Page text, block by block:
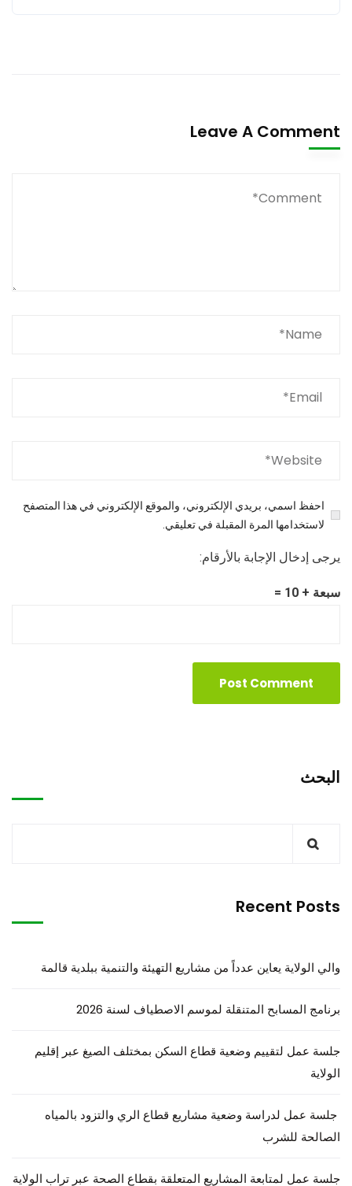
Leave A Comment
احفظ اسمي، بريدي الإلكتروني، والموقع الإلكتروني في هذا المتصفح
لاستخدامها المرة المقبلة في تعليقي.
يرجى إدخال الإجابة بالأرقام:
سبعة + 10 =
البحث
Recent Posts
والي الولاية يعاين عدداً من مشاريع التهيئة والتنمية ببلدية قالمة
برنامج المسابح المتنقلة لموسم الاصطياف لسنة 2026
جلسة عمل لتقييم وضعية قطاع السكن بمختلف الصيغ عبر إقليم
الولاية
جلسة عمل لدراسة وضعية مشاريع قطاع الري والتزود بالمياه
الصالحة للشرب
جلسة عمل لمتابعة المشاريع المتعلقة بقطاع الصحة عبر تراب الولاية